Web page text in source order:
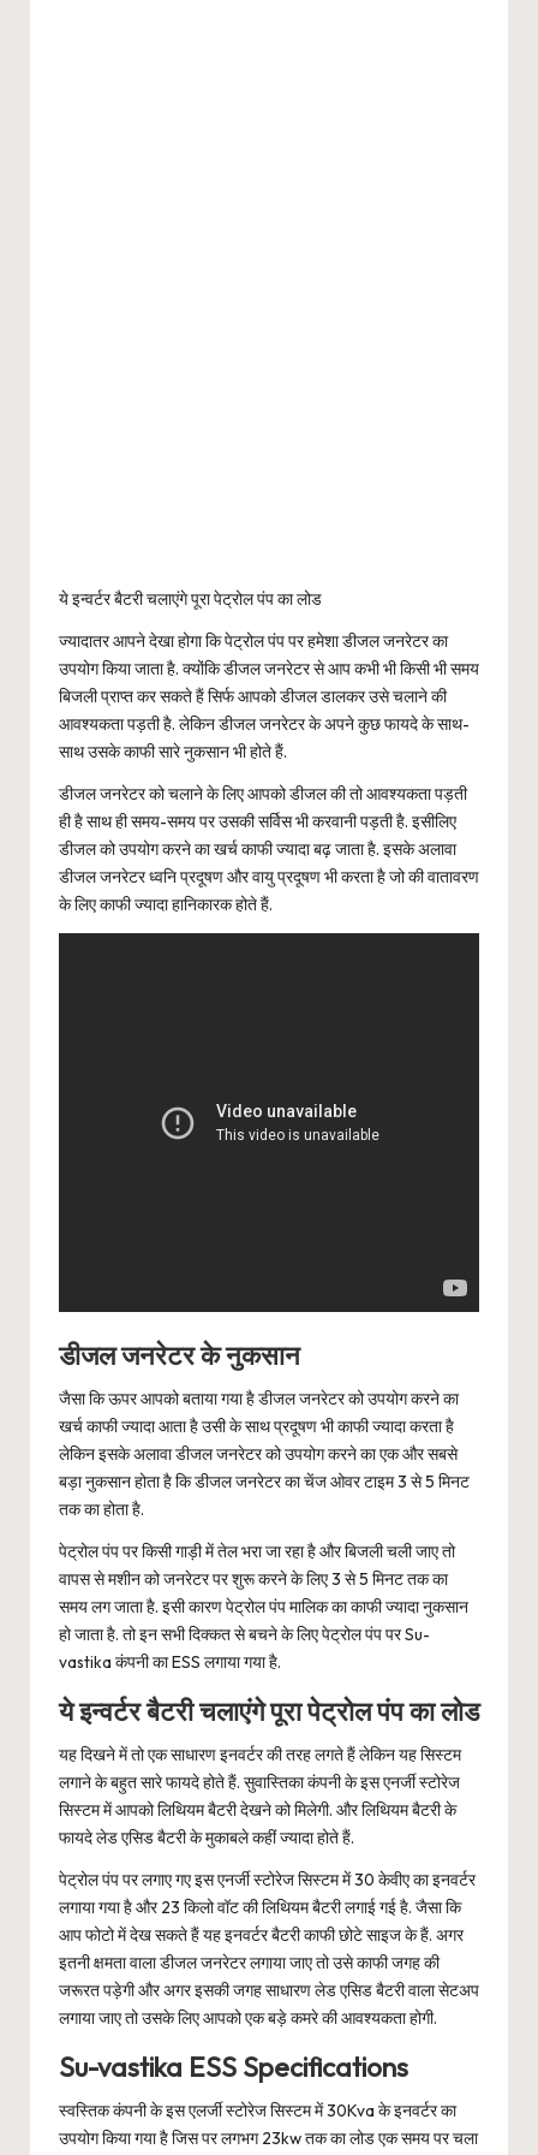
ये इन्वर्टर बैटरी चलाएंगे पूरा पेट्रोल पंप का लोड
ज्यादातर आपने देखा होगा कि पेट्रोल पंप पर हमेशा डीजल जनरेटर का
उपयोग किया जाता है. क्योंकि डीजल जनरेटर से आप कभी भी किसी भी समय
बिजली प्राप्त कर सकते हैं सिर्फ आपको डीजल डालकर उसे चलाने की
आवश्यकता पड़ती है. लेकिन डीजल जनरेटर के अपने कुछ फायदे के साथ-
साथ उसके काफी सारे नुकसान भी होते हैं.
डीजल जनरेटर को चलाने के लिए आपको डीजल की तो आवश्यकता पड़ती
ही है साथ ही समय-समय पर उसकी सर्विस भी करवानी पड़ती है. इसीलिए
डीजल को उपयोग करने का खर्च काफी ज्यादा बढ़ जाता है. इसके अलावा
डीजल जनरेटर ध्वनि प्रदूषण और वायु प्रदूषण भी करता है जो की वातावरण
के लिए काफी ज्यादा हानिकारक होते हैं.
डीजल जनरेटर के नुकसान
जैसा कि ऊपर आपको बताया गया है डीजल जनरेटर को उपयोग करने का
खर्च काफी ज्यादा आता है उसी के साथ प्रदूषण भी काफी ज्यादा करता है
लेकिन इसके अलावा डीजल जनरेटर को उपयोग करने का एक और सबसे
बड़ा नुकसान होता है कि डीजल जनरेटर का चेंज ओवर टाइम 3 से 5 मिनट
तक का होता है.
पेट्रोल पंप पर किसी गाड़ी में तेल भरा जा रहा है और बिजली चली जाए तो
वापस से मशीन को जनरेटर पर शुरू करने के लिए 3 से 5 मिनट तक का
समय लग जाता है. इसी कारण पेट्रोल पंप मालिक का काफी ज्यादा नुकसान
हो जाता है. तो इन सभी दिक्कत से बचने के लिए पेट्रोल पंप पर Su-
vastika कंपनी का ESS लगाया गया है.
ये इन्वर्टर बैटरी चलाएंगे पूरा पेट्रोल पंप का लोड
यह दिखने में तो एक साधारण इनवर्टर की तरह लगते हैं लेकिन यह सिस्टम
लगाने के बहुत सारे फायदे होते हैं. सुवास्तिका कंपनी के इस एनर्जी स्टोरेज
सिस्टम में आपको लिथियम बैटरी देखने को मिलेगी. और लिथियम बैटरी के
फायदे लेड एसिड बैटरी के मुकाबले कहीं ज्यादा होते हैं.
पेट्रोल पंप पर लगाए गए इस एनर्जी स्टोरेज सिस्टम में 30 केवीए का इनवर्टर
लगाया गया है और 23 किलो वॉट की लिथियम बैटरी लगाई गई है. जैसा कि
आप फोटो में देख सकते हैं यह इनवर्टर बैटरी काफी छोटे साइज के हैं. अगर
इतनी क्षमता वाला डीजल जनरेटर लगाया जाए तो उसे काफी जगह की
जरूरत पड़ेगी और अगर इसकी जगह साधारण लेड एसिड बैटरी वाला सेटअप
लगाया जाए तो उसके लिए आपको एक बड़े कमरे की आवश्यकता होगी.
Su-vastika ESS Specifications
स्वस्तिक कंपनी के इस एलर्जी स्टोरेज सिस्टम में 30Kva के इनवर्टर का
उपयोग किया गया है जिस पर लगभग 23kw तक का लोड एक समय पर चला